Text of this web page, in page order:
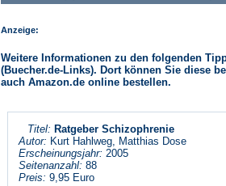
Anzeige:
Weitere Informationen zu den folgenden
(Buecher.de-Links). Dort können Sie diese
auch Amazon.de online bestellen.
Titel: Ratgeber Schizophrenie
Autor: Kurt Hahlweg, Matthias Dose
Erscheinungsjahr: 2005
Seitenanzahl: 88
Preis: 9,95 Euro